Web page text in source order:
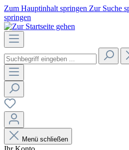
Zum Hauptinhalt springen Zur Suche
springen
Menü schließen